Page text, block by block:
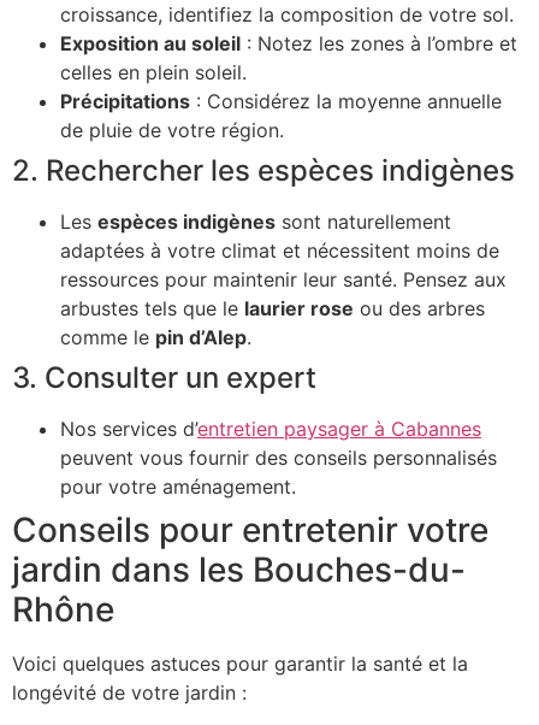
croissance, identifiez la composition de votre sol.
Exposition au soleil : Notez les zones à l’ombre et
celles en plein soleil.
Précipitations : Considérez la moyenne annuelle
de pluie de votre région.
2. Rechercher les espèces indigènes
Les espèces indigènes sont naturellement
adaptées à votre climat et nécessitent moins de
ressources pour maintenir leur santé. Pensez aux
arbustes tels que le laurier rose ou des arbres
comme le pin d’Alep.
3. Consulter un expert
Nos services d’entretien paysager à Cabannes
peuvent vous fournir des conseils personnalisés
pour votre aménagement.
Conseils pour entretenir votre
jardin dans les Bouches-du-
Rhône
Voici quelques astuces pour garantir la santé et la
longévité de votre jardin :